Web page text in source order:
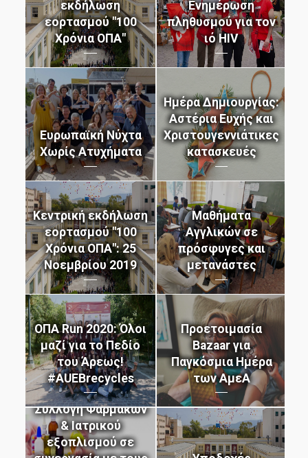
μάθε περισσότερα
μάθε περισσότερα
μάθε περισσότερα
μάθε περισσότερα
μάθε περισσότερα μάθε περισσότερα
μάθε περισσότερα
μάθε περισσότερα